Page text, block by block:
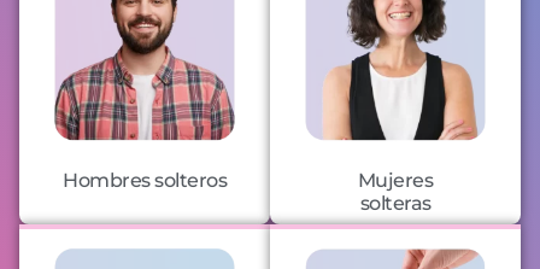
Hombres solteros
Mujeres
solteras